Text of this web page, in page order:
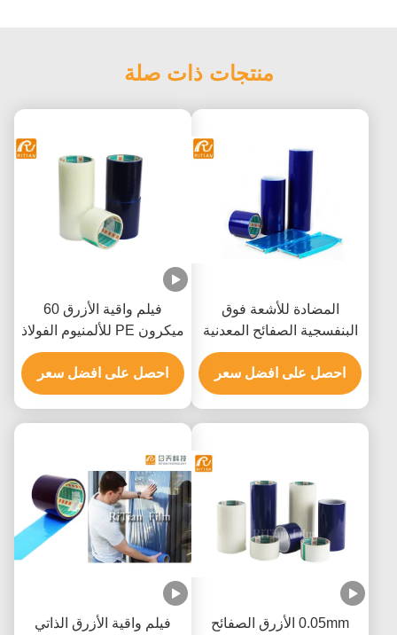
منتجات ذات صلة
المضادة للأشعة فوق
البنفسجية الصفائح المعدنية
البولي ايثيلين فيلم واقية
لاصق على أساس المذيبات
احصل على افضل سعر
فيلم واقية الأزرق 60
ميكرون PE للألمنيوم الفولاذ
المقاوم للصدأ
احصل على افضل سعر
0.05mm الأزرق الصفائح
فيلم واقية الأزرق الذاتي